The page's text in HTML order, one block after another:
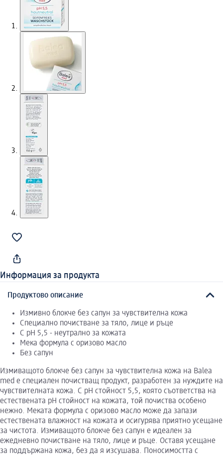
Информация за продукта
Продуктово описание
Измивно блокче без сапун за чувствителна кожа
Специално почистване за тяло, лице и ръце
С pH 5,5 - неутрално за кожата
Мека формула с оризово масло
Без сапун
Измиващото блокче без сапун за чувствителна кожа на Balea
med е специален почистващ продукт, разработен за нуждите на
чувствителната кожа. С pH стойност 5,5, която съответства на
естествената pH стойност на кожата, той почиства особено
нежно. Меката формула с оризово масло може да запази
естествената влажност на кожата и осигурява приятно усещане
за чистота. Измиващото блокче без сапун е идеален за
ежедневно почистване на тяло, лице и ръце. Оставя усещане
за поддържана кожа, без да я изсушава. Поносимостта с